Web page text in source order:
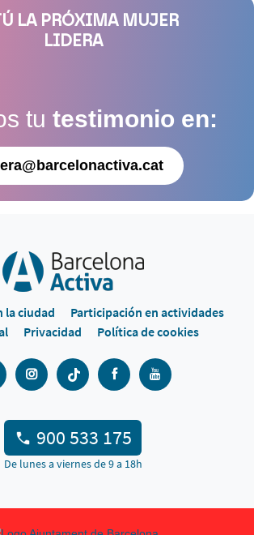
LA PRÓXIMA MUJER
LIDERA
tu testimonio en:
la ciudad
Participación en actividades
Privacidad Política de cookies
900 533 175
De lunes a viernes de 9 a 18h